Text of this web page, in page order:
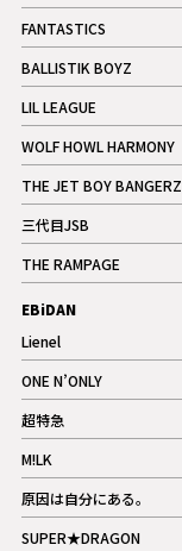
記事
FANTASTICS
記事
BALLISTIK BOYZ
記事
LIL LEAGUE
記事
WOLF HOWL HARMONY
記事
THE JET BOY BANGERZ
記事
三代目JSB
記事
THE RAMPAGE
記事
ギャラリー
EBiDAN
Lienel
記事
ONE N’ONLY
記事
超特急
記事
M!LK
記事
原因は自分にある。
記事
SUPER★DRAGON